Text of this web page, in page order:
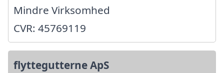
Mindre Virksomhed
CVR: 45769119
flyttegutterne ApS